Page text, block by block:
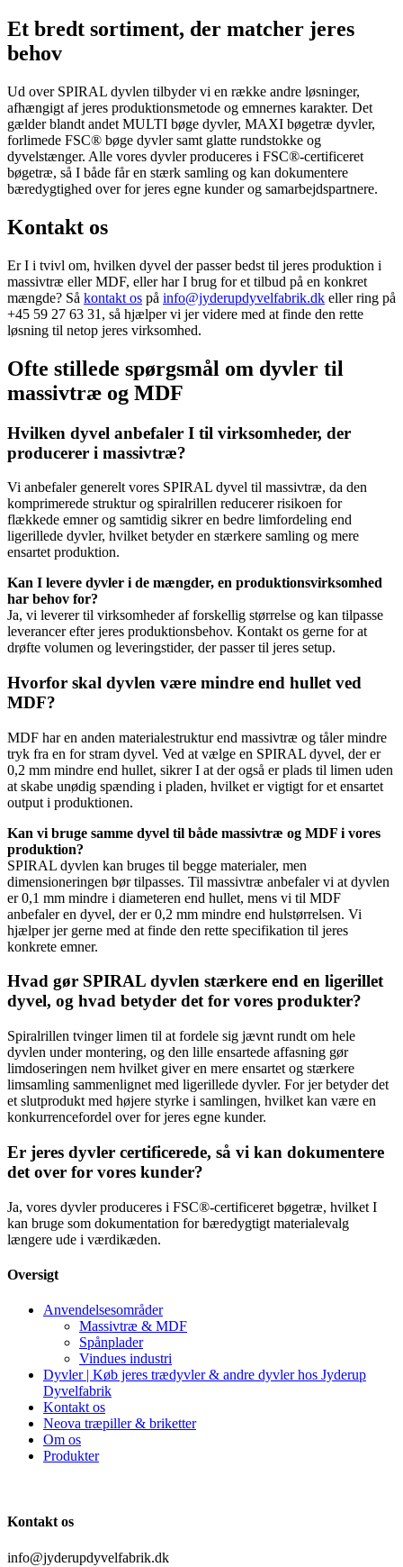
Et bredt sortiment, der matcher jeres
behov
Ud over SPIRAL dyvlen tilbyder vi en række andre løsninger,
afhængigt af jeres produktionsmetode og emnernes karakter. Det
gælder blandt andet MULTI bøge dyvler, MAXI bøgetræ dyvler,
forlimede FSC® bøge dyvler samt glatte rundstokke og
dyvelstænger. Alle vores dyvler produceres i FSC®-certificeret
bøgetræ, så I både får en stærk samling og kan dokumentere
bæredygtighed over for jeres egne kunder og samarbejdspartnere.
Kontakt os
Er I i tvivl om, hvilken dyvel der passer bedst til jeres produktion i
massivtræ eller MDF, eller har I brug for et tilbud på en konkret
mængde? Så kontakt os på info@jyderupdyvelfabrik.dk eller ring på
+45 59 27 63 31, så hjælper vi jer videre med at finde den rette
løsning til netop jeres virksomhed.
Ofte stillede spørgsmål om dyvler til
massivtræ og MDF
Hvilken dyvel anbefaler I til virksomheder, der
producerer i massivtræ?
Vi anbefaler generelt vores SPIRAL dyvel til massivtræ, da den
komprimerede struktur og spiralrillen reducerer risikoen for
flækkede emner og samtidig sikrer en bedre limfordeling end
ligerillede dyvler, hvilket betyder en stærkere samling og mere
ensartet produktion.
Kan I levere dyvler i de mængder, en produktionsvirksomhed
har behov for?
Ja, vi leverer til virksomheder af forskellig størrelse og kan tilpasse
leverancer efter jeres produktionsbehov. Kontakt os gerne for at
drøfte volumen og leveringstider, der passer til jeres setup.
Hvorfor skal dyvlen være mindre end hullet ved
MDF?
MDF har en anden materialestruktur end massivtræ og tåler mindre
tryk fra en for stram dyvel. Ved at vælge en SPIRAL dyvel, der er
0,2 mm mindre end hullet, sikrer I at der også er plads til limen uden
at skabe unødig spænding i pladen, hvilket er vigtigt for et ensartet
output i produktionen.
Kan vi bruge samme dyvel til både massivtræ og MDF i vores
produktion?
SPIRAL dyvlen kan bruges til begge materialer, men
dimensioneringen bør tilpasses. Til massivtræ anbefaler vi at dyvlen
er 0,1 mm mindre i diameteren end hullet, mens vi til MDF
anbefaler en dyvel, der er 0,2 mm mindre end hulstørrelsen. Vi
hjælper jer gerne med at finde den rette specifikation til jeres
konkrete emner.
Hvad gør SPIRAL dyvlen stærkere end en ligerillet
dyvel, og hvad betyder det for vores produkter?
Spiralrillen tvinger limen til at fordele sig jævnt rundt om hele
dyvlen under montering, og den lille ensartede affasning gør
limdoseringen nem hvilket giver en mere ensartet og stærkere
limsamling sammenlignet med ligerillede dyvler. For jer betyder det
et slutprodukt med højere styrke i samlingen, hvilket kan være en
konkurrencefordel over for jeres egne kunder.
Er jeres dyvler certificerede, så vi kan dokumentere
det over for vores kunder?
Ja, vores dyvler produceres i FSC®-certificeret bøgetræ, hvilket I
kan bruge som dokumentation for bæredygtigt materialevalg
længere ude i værdikæden.
Oversigt
Anvendelsesområder
Massivtræ & MDF
Spånplader
Vindues industri
Dyvler | Køb jeres trædyvler & andre dyvler hos Jyderup
Dyvelfabrik
Kontakt os
Neova træpiller & briketter
Om os
Produkter
Kontakt os
info@jyderupdyvelfabrik.dk